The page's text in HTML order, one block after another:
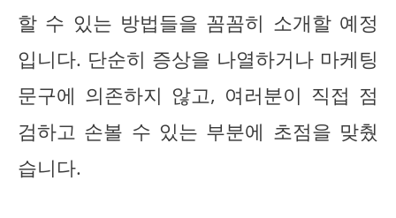
할 수 있는 방법들을 꼼꼼히 소개할 예정
입니다. 단순히 증상을 나열하거나 마케팅
문구에 의존하지 않고, 여러분이 직접 점
검하고 손볼 수 있는 부분에 초점을 맞췄
습니다.